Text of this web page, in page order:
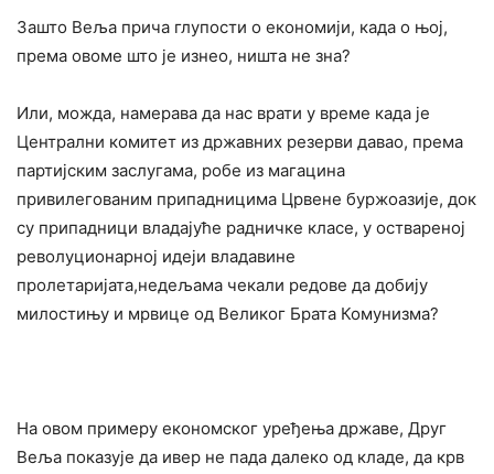
Зашто Веља прича глупости о економији, када о њој,
према овоме што је изнео, ништа не зна?
Или, можда, намерава да нас врати у време када је
Централни комитет из државних резерви давао, према
партијским заслугама, робе из магацина
привилегованим припадницима Црвене буржоазије, док
су припадници владајуће радничке класе, у оствареној
револуционарној идеји владавине
пролетаријата,недељама чекали редове да добију
милостињу и мрвице од Великог Брата Комунизма?
На овом примеру економског уређења државе, Друг
Веља показује да ивер не пада далеко од кладе, да крв